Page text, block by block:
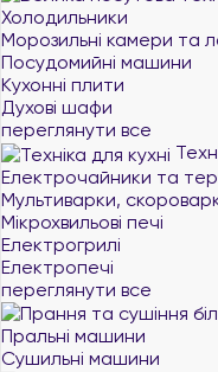
Холодильники
Морозильні камери та
Посудомийні машини
Кухонні плити
Духові шафи
переглянути все
Електрочайники та
Мультиварки,
Мікрохвильові печі
Електрогрилі
Електропечі
переглянути все
Пральні машини
Сушильні машини